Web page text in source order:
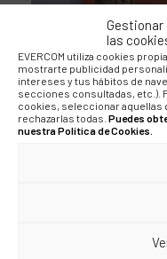
las
EVERCOM utiliza cookies
mostrarte publicidad
intereses y tus hábitos de
secciones consultadas, etc.).
cookies, seleccionar aquellas
rechazarlas todas. Puedes
nuestra Política de Cookies.
Luis